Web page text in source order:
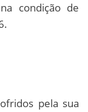
condição de
pela sua